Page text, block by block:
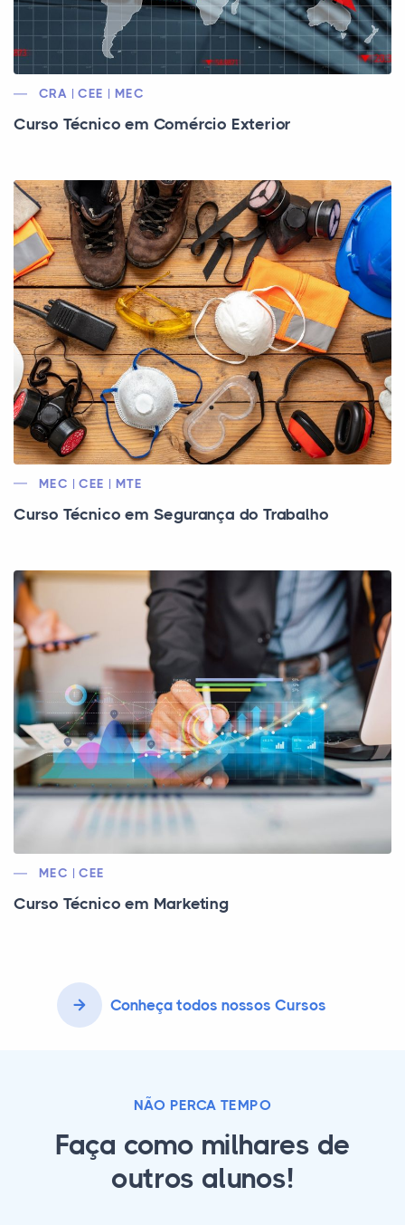
CRA | CEE | MEC
Curso Técnico em Comércio Exterior
MEC | CEE | MTE
Curso Técnico em Segurança do Trabalho
MEC | CEE
Curso Técnico em Marketing
Conheça todos nossos Cursos
NÃO PERCA TEMPO
Faça como milhares de
outros alunos!